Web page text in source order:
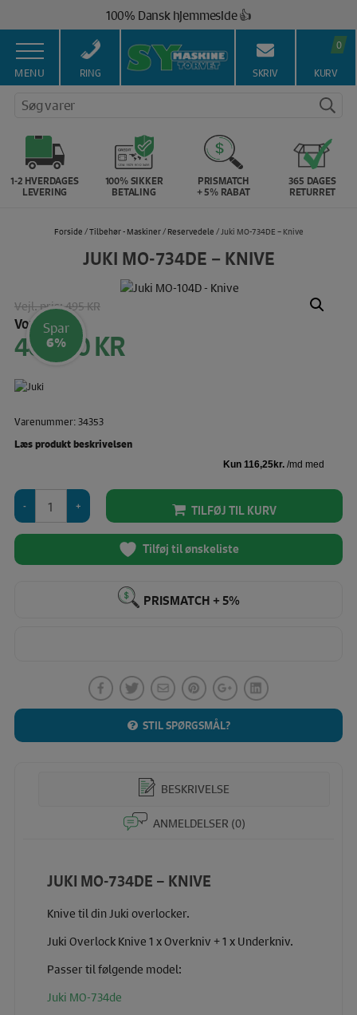
indholdet
100% Dansk hjemmeside 👍
Brug for hjælp? Ring på 43 44 45 15 ☎️
Vi matcher alle danske priser 💰
MENU RING SKRIV
0
KURV
Søg varer
1-2 HVERDAGES
LEVERING
100% SIKKER
BETALING
PRISMATCH
+ 5% RABAT
365 DAGES
RETURRET
Forside /Tilbehør - Maskiner/ Reservedele / Juki MO-734DE – Knive
Spar
6%
JUKI MO-734DE – KNIVE
Vejl. pris:495 KR
Vores pris:
Den
oprindelige
var:
495,00 KR.
465,00KR
Den
aktuelle
er:
465,00 KR.
Varenummer: 34353
Læs produkt beskrivelsen
MO-
734DE
Knive
TILFØJ TIL KURV
Tilføj til ønskeliste
PRISMATCH + 5%
STIL SPØRGSMÅL?
BESKRIVELSE
ANMELDELSER (0)
JUKI MO-734DE – KNIVE
Knive til din Juki overlocker.
Juki Overlock Knive 1 x Overkniv + 1 x Underkniv.
Passer til følgende model:
Juki MO-734de